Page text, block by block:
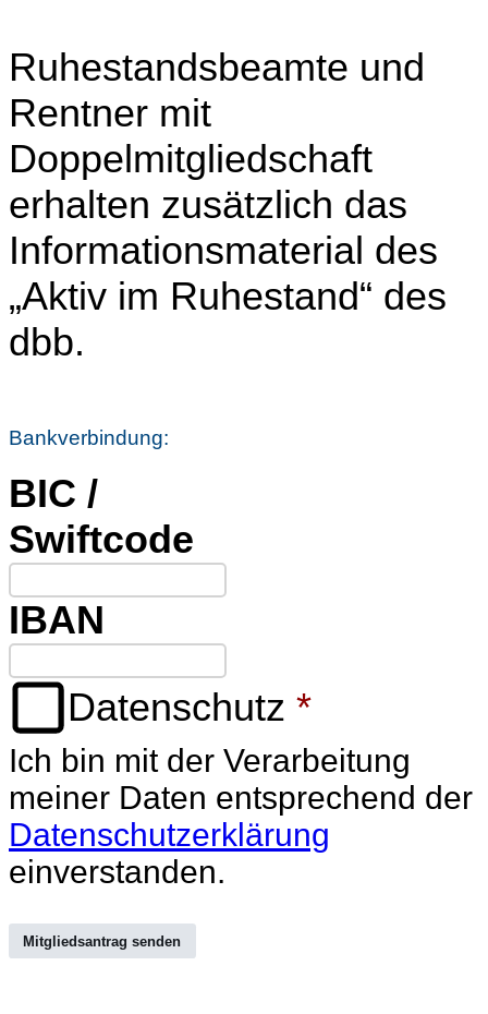
Ruhestandsbeamte und
Rentner mit
Doppelmitgliedschaft
erhalten zusätzlich das
Informationsmaterial des
„Aktiv im Ruhestand“ des
dbb.
Bankverbindung:
BIC /
Swiftcode
IBAN
Datenschutz *
Ich bin mit der Verarbeitung
meiner Daten entsprechend der
Datenschutzerklärung
einverstanden.
Mitgliedsantrag senden